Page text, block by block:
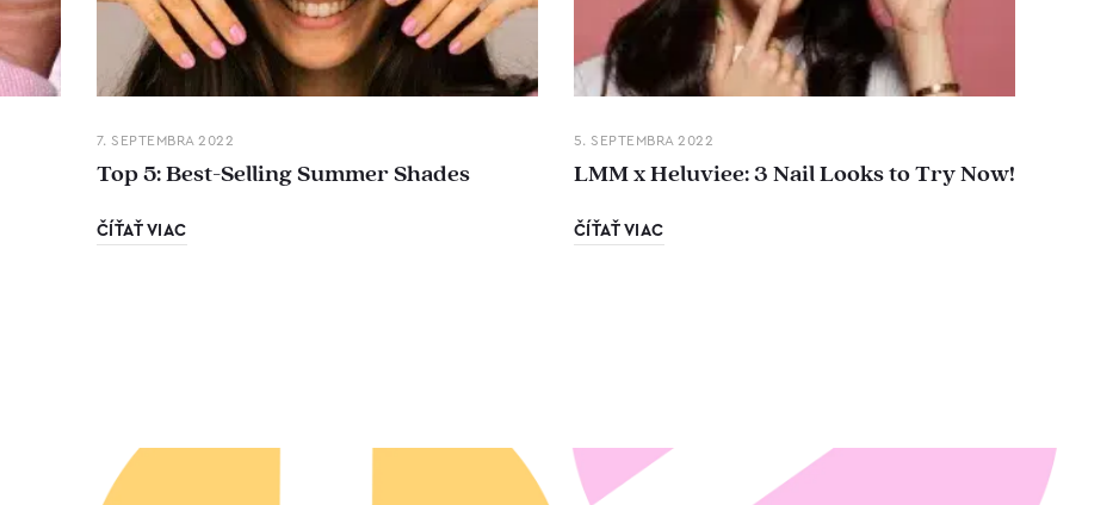
7. SEPTEMBRA 2022
Top 5: Best-Selling Summer Shades
ČÍŤAŤ VIAC
5. SEPTEMBRA 2022
LMM x Heluviee: 3 Nail Looks to Try Now!
ČÍŤAŤ VIAC